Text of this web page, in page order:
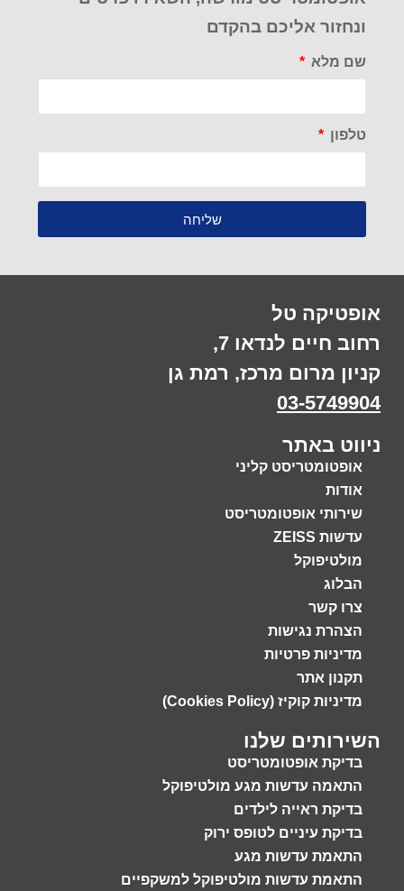
ונחזור אליכם בהקדם
שם מלא
טלפון
שליחה
אופטיקה טל
רחוב חיים לנדאו 7,
קניון מרום מרכז, רמת גן
03-5749904
ניווט באתר
אופטומטריסט קליני
אודות
שירותי אופטומטריסט
עדשות ZEISS
מולטיפוקל
הבלוג
צרו קשר
הצהרת נגישות
מדיניות פרטיות
תקנון אתר
מדיניות קוקיז (Cookies Policy)
השירותים שלנו
בדיקת אופטומטריסט
התאמה עדשות מגע מולטיפוקל
בדיקת ראייה לילדים
בדיקת עיניים לטופס ירוק
התאמת עדשות מגע
התאמת עדשות מולטיפוקל למשקפיים